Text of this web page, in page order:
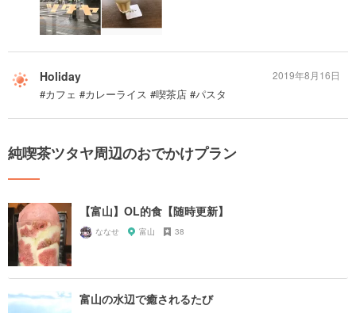
Holiday
#カフェ #カレーライス #喫茶店 #パスタ
2019年8月16日
純喫茶ツタヤ周辺のおでかけプラン
【富山】OL的食【随時更新】
ななせ 富山 38
富山の水辺で癒されるたび